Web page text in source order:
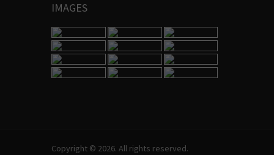
IMAGES
Copyright © 2026. All rights reserved.